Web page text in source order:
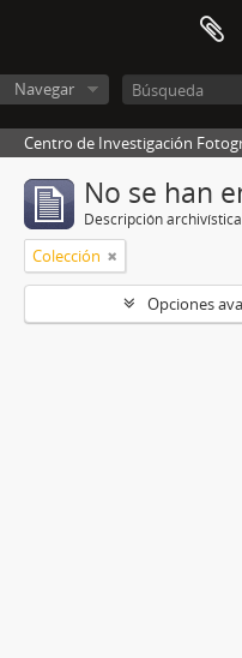
Navegar
Centro de Investigación
No se han
Descripción archivística
Colección
Opciones